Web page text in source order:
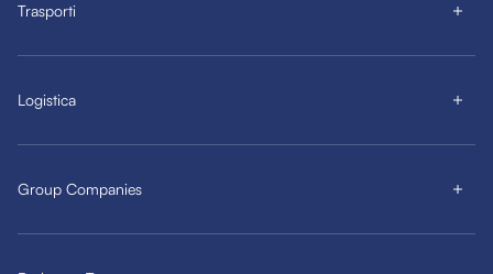
Trasporti
Logistica
Group Companies